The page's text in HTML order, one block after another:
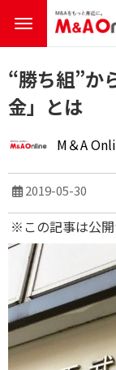
“勝ち組”か
金」とは
M＆A
2019-05-30
※この記事は公開